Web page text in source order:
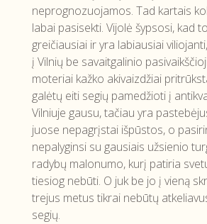
neprognozuojamos. Tad kartais
labai pasisekti. Vijolė šypsosi, kad
greičiausiai ir yra labiausiai
į Vilnių be savaitgalinio
moteriai kažko akivaizdžiai
galėtų eiti segių pamedžioti į
Vilniuje gausu, tačiau yra
juose nepagrįstai išpūstos, o
nepalyginsi su gausiais užsienio
radybų malonumo, kurį patiria
tiesiog nebūti. O juk be jo į vieną
trejus metus tikrai nebūtų
segių.